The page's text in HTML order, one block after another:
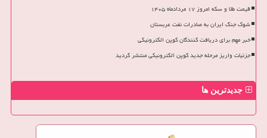
قیمت طلا و سکه امروز ۱۷ مردادماه ۱۴۰۵
شوک جنگ ایران به صادرات نفت عربستان
خبر مهم برای دریافت کنندگان کوپن الکترونیکی
جزئیات واریز مرحله جدید کوپن الکترونیکی منتشر گردید
جدیدترین ها